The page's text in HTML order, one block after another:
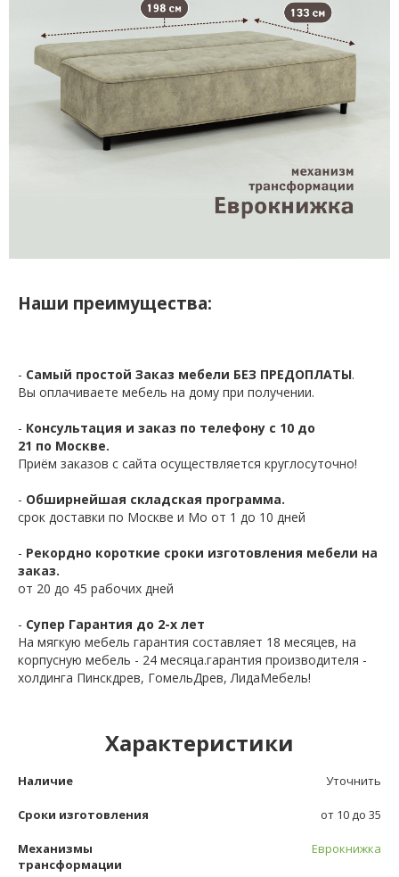
Наши преимущества:
- Самый простой Заказ мебели БЕЗ ПРЕДОПЛАТЫ.
Вы оплачиваете мебель на дому при получении.
- Консультация и заказ по телефону с 10 до
21 по Москве.
Приём заказов с сайта осуществляется круглосуточно!
- Обширнейшая складская программа.
срок доставки по Москве и Мо от 1 до 10 дней
- Рекордно короткие сроки изготовления мебели на
заказ.
от 20 до 45 рабочих дней
- Супер Гарантия до 2-х лет
На мягкую мебель гарантия составляет 18 месяцев, на
корпусную мебель - 24 месяца.гарантия производителя -
холдинга Пинскдрев, ГомельДрев, ЛидаМебель!
Характеристики
Наличие Уточнить
Сроки изготовления от 10 до 35
Механизмы
трансформации
Еврокнижка